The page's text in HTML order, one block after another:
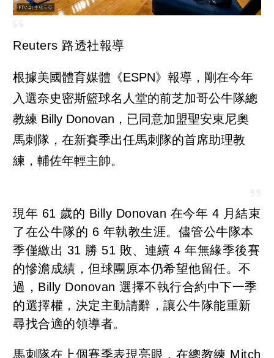
Reuters 路透社報導
根據美國體育媒體《ESPN》報導，剛在今年
入選奈史密斯籃球名人堂的前芝加哥公牛隊總
教練 Billy Donovan，已同意加盟聖安東尼奧
馬刺隊，在新賽季出任馬刺隊的首席助理教
練，輔佐年輕主帥。
現年 61 歲的 Billy Donovan 在今年 4 月結束
了在公牛隊的 6 年執教生涯。儘管公牛隊本
季僅繳出 31 勝 51 敗、連續 4 年無緣季後賽
的慘澹成績，但球團原本仍希望他留任。不
過，Billy Donovan 選擇不執行合約中下一季
的選擇權，決定主動請辭，讓公牛隊能重新
尋找合適的領導者。
馬刺隊在上個賽季表現亮眼，在總教練 Mitch